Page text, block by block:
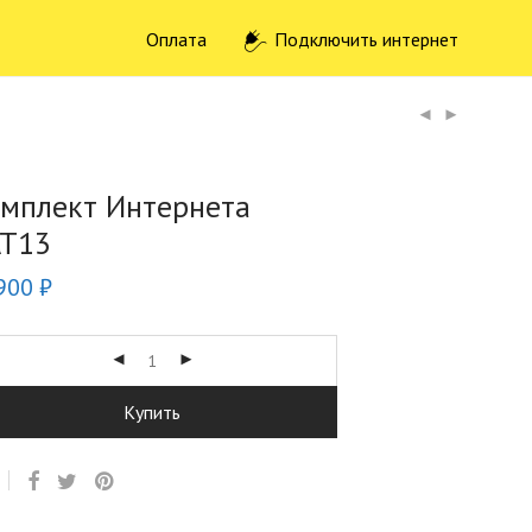
Оплата Подключить интернет
Интернета
₽
Купить